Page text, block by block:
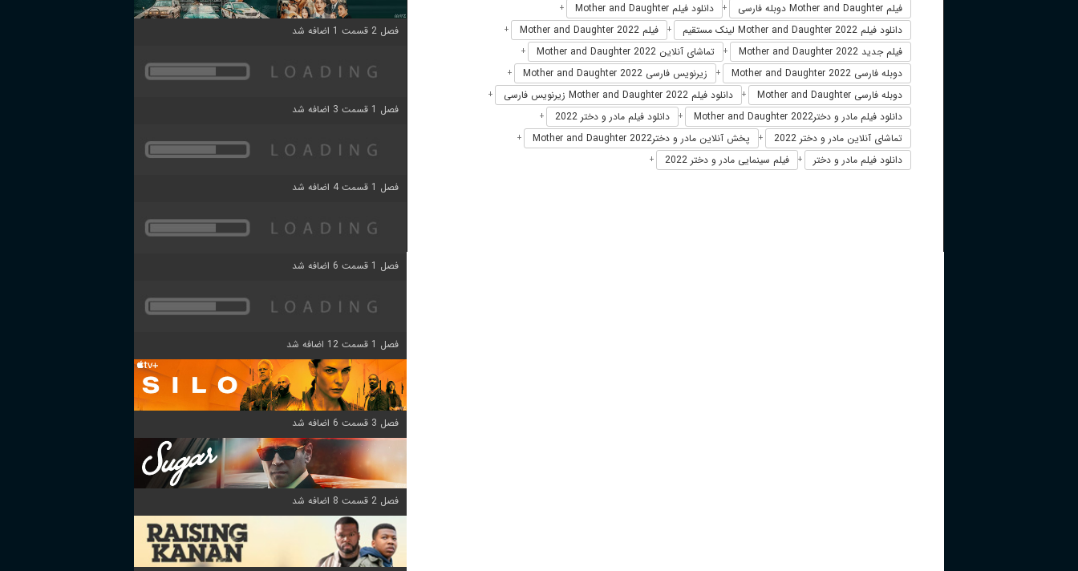
فیلم Mother and Daughter دوبله فارسی + دانلود فیلم Mother and Daughter +
دانلود فیلم Mother and Daughter 2022 لینک مستقیم + فیلم Mother and Daughter 2022 +
فیلم جدید Mother and Daughter 2022 + تماشای آنلاین Mother and Daughter 2022 +
دوبله فارسی Mother and Daughter 2022 + زیرنویس فارسی Mother and Daughter 2022 +
دوبله فارسی Mother and Daughter + دانلود فیلم Mother and Daughter 2022 زیرنویس فارسی +
دانلود فیلم مادر و دخترMother and Daughter 2022 + دانلود فیلم مادر و دختر 2022 +
تماشای آنلاین مادر و دختر 2022 + پخش آنلاین مادر و دخترMother and Daughter 2022 +
دانلود فیلم مادر و دختر + فیلم سینمایی مادر و دختر 2022 +
فصل 2 قسمت 1 اضافه شد
فصل 1 قسمت 3 اضافه شد
فصل 1 قسمت 4 اضافه شد
فصل 1 قسمت 6 اضافه شد
فصل 1 قسمت 12 اضافه شد
فصل 3 قسمت 6 اضافه شد
فصل 2 قسمت 8 اضافه شد